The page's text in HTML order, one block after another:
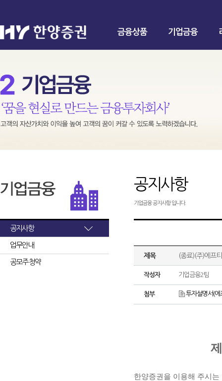
금융상품 기업금융
공지사항
업무안내
공모주 청약
공지사항
기업금융 공지사항 입니다.
제목 (종료)(주)에프
작성자 기업금융2팀
첨부 투자설명서(
한양증권을 이용해 주시